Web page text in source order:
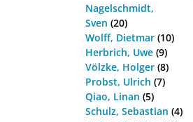
Nagelschmidt,
Sven (20)
Wolff, Dietmar (10)
Herbrich, Uwe (9)
Völzke, Holger (8)
Probst, Ulrich (7)
Qiao, Linan (5)
Schulz, Sebastian (4)